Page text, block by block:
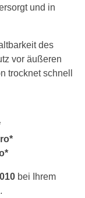
und in
des
vor äußeren
trocknet schnell
bei Ihrem